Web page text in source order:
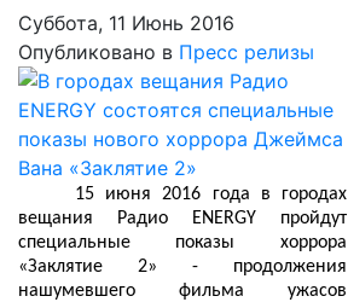
Суббота, 11 Июнь 2016
Опубликовано в Пресс релизы
15 июня 2016 года в городах
вещания Радио ENERGY пройдут
специальные показы хоррора
«Заклятие 2» - продолжения
нашумевшего фильма ужасов